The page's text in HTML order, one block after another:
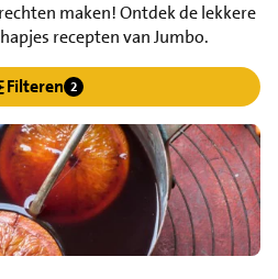
maken! Ontdek de lekkere
recepten van Jumbo.
Filteren 2